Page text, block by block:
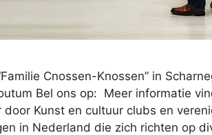
Cnossen-Knossen” in
Bel ons op: Meer informatie
Kunst en cultuur clubs en
in Nederland die zich richten op